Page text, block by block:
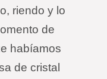
riendo y lo
de
habíamos
de cristal